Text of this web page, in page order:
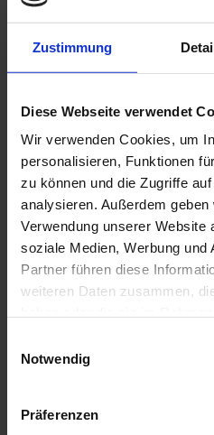
Zustimmung
Diese Webseite verwendet
Wir verwenden Cookies, um
personalisieren, Funktionen
zu können und die Zugriffe
analysieren. Außerdem
Verwendung unserer Website
soziale Medien, Werbung und
Partner führen diese
weiteren Daten zusammen,
Notwendig
Präferenzen
Pastel purple hued roses in
Square glass gift box.
VonIuliia
Closeup of a Purple Rose
Bouquet of pink roses close up,
vintage background.
Von isavira
Macro photography of purple
Fantasy and magic concept.
VonEdalin